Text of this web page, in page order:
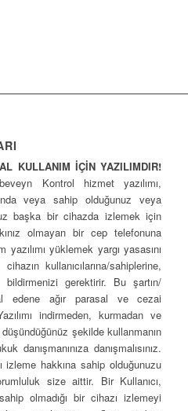
KULLANIM İÇİN YAZILIMDIR!
Kontrol hizmet yazılımı,
veya sahip olduğunuz veya
başka bir cihazda izlemek için
olmayan bir cep telefonuna
yüklemek yargı yasasını
kullanıcılarına/sahiplerine,
bildirmenizi gerektirir. Bu şartın/
edene ağır parasal ve cezai
indirmeden, kurmadan ve
şekilde kullanmanın
danışmanınıza danışmalısınız.
izleme hakkına sahip olduğunuzu
size aittir. Bir Kullanıcı,
olmadığı bir cihazı izlemeyi